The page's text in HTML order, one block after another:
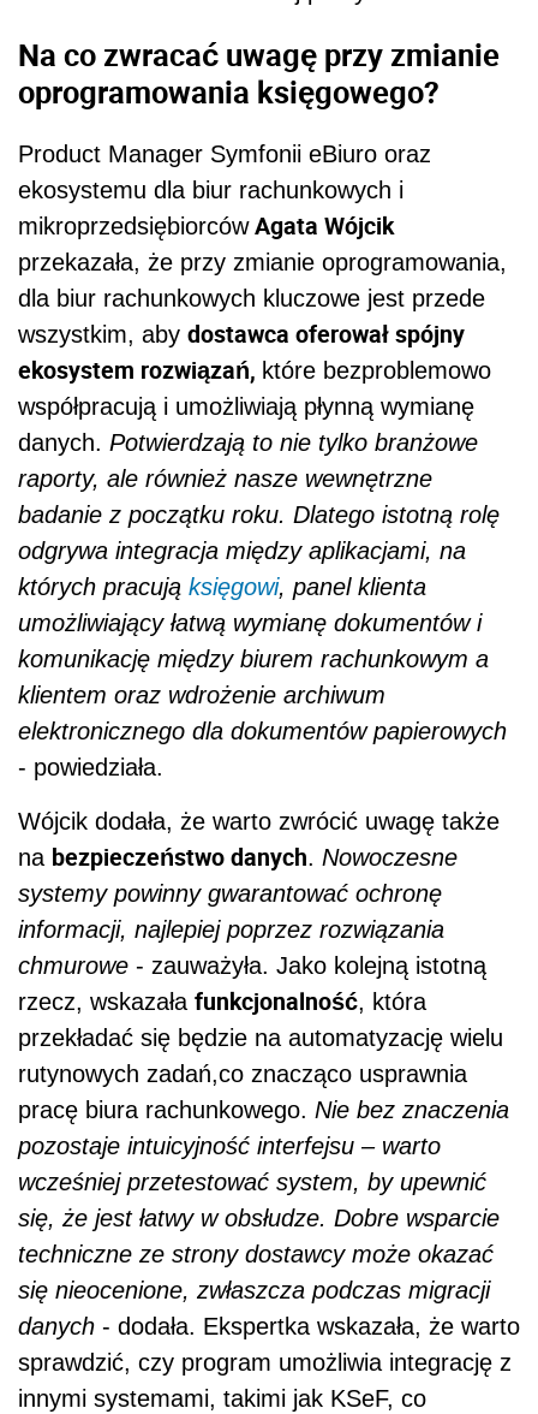
Na co zwracać uwagę przy zmianie
oprogramowania księgowego?
Product Manager Symfonii eBiuro oraz
ekosystemu dla biur rachunkowych i
mikroprzedsiębiorcówAgata Wójcik
przekazała, że przy zmianie oprogramowania,
dla biur rachunkowych kluczowe jest przede
wszystkim, aby dostawca oferował spójny
ekosystem rozwiązań, które bezproblemowo
współpracują i umożliwiają płynną wymianę
danych. Potwierdzają to nie tylko branżowe
raporty, ale również nasze wewnętrzne
badanie z początku roku. Dlatego istotną rolę
odgrywa integracja między aplikacjami, na
których pracują księgowi, panel klienta
umożliwiający łatwą wymianę dokumentów i
komunikację między biurem rachunkowym a
klientem oraz wdrożenie archiwum
elektronicznego dla dokumentów papierowych
- powiedziała.
Wójcik dodała, że warto zwrócić uwagę także
na bezpieczeństwo danych. Nowoczesne
systemy powinny gwarantować ochronę
informacji, najlepiej poprzez rozwiązania
chmurowe - zauważyła. Jako kolejną istotną
rzecz, wskazała funkcjonalność, która
przekładać się będzie na automatyzację wielu
rutynowych zadań,co znacząco usprawnia
pracę biura rachunkowego. Nie bez znaczenia
pozostaje intuicyjność interfejsu – warto
wcześniej przetestować system, by upewnić
się, że jest łatwy w obsłudze. Dobre wsparcie
techniczne ze strony dostawcy może okazać
się nieocenione, zwłaszcza podczas migracji
danych - dodała. Ekspertka wskazała, że warto
sprawdzić, czy program umożliwia integrację z
innymi systemami, takimi jak KSeF, co